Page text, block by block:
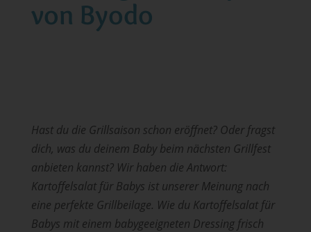
von Byodo
Hast du die Grillsaison schon eröffnet? Oder fragst
dich, was du deinem Baby beim nächsten Grillfest
anbieten kannst? Wir haben die Antwort:
Kartoffelsalat für Babys ist unserer Meinung nach
eine perfekte Grillbeilage. Wie du Kartoffelsalat für
Babys mit einem babygeeigneten Dressing frisch